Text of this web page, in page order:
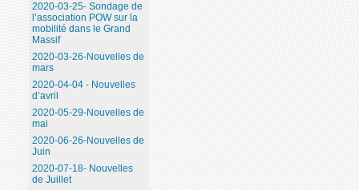
2020-03-25- Sondage de
l’association POW sur la
mobilité dans le Grand
Massif
2020-03-26-Nouvelles de
mars
2020-04-04 - Nouvelles
d’avril
2020-05-29-Nouvelles de
mai
2020-06-26-Nouvelles de
Juin
2020-07-18- Nouvelles
de Juillet